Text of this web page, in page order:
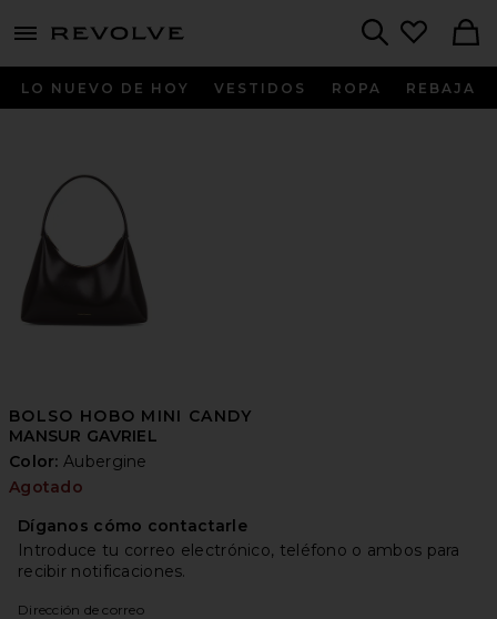
menu - shows more content
LO NUEVO DE HOY VESTIDOS ROPA REBAJA
BOLSO HOBO MINI CANDY
MANSUR GAVRIEL
Color:Aubergine
Agotado
Díganos cómo contactarle
Introduce tu correo electrónico, teléfono o ambos para
recibir notificaciones.
Dirección de correo